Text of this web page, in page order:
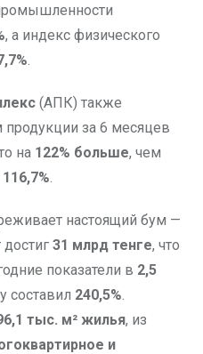
, а индекс физического
.
(АПК) также
продукции за 6 месяцев
на 122% больше, чем
116,7%.
настоящий бум —
31 млрд тенге, что
показатели в 2,5
составил 240,5%.
тыс. м² жилья, из
и